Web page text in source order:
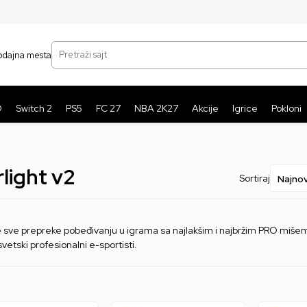
mesta
Pretraži sajt
Switch 2 PS5 FC 27 NBA 2K27 Akcije Igrice Pokloni
v2 Sortiraj
sve prepreke pobeđivanju u igrama sa najlakšim i najbržim PRO
profesionalni e-sportisti.